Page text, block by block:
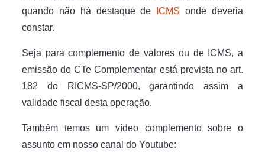
quando não há destaque de
ICMS onde deveria
constar.
Seja para complemento de valores ou de ICMS, a
emissão do CTe Complementar está prevista no art.
182 do RICMS-SP/2000, garantindo assim a
validade fiscal desta operação.
Também temos um vídeo complemento sobre o
assunto em nosso canal do Youtube: